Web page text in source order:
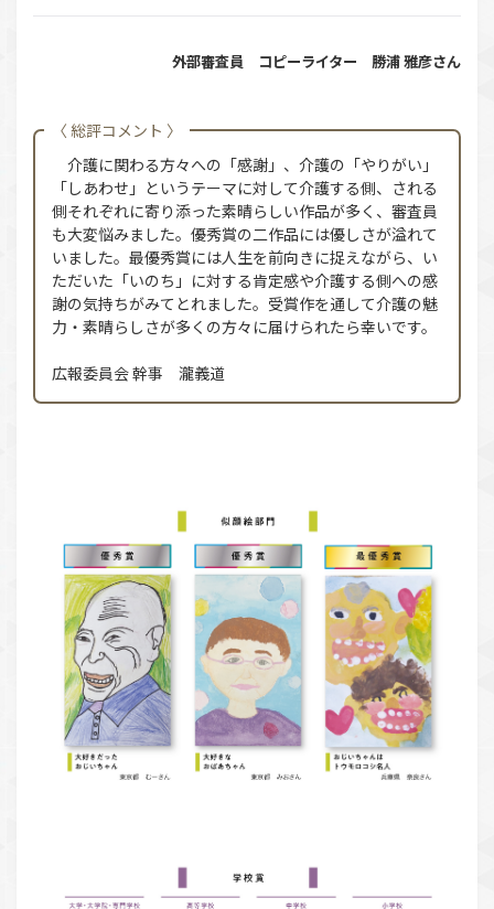
外部審査員 コピーライター 勝浦 雅彦さん
〈 総評コメント 〉
介護に関わる方々への「感謝」、介護の「やりがい」
「しあわせ」というテーマに対して介護する側、される
側それぞれに寄り添った素晴らしい作品が多く、審査員
も大変悩みました。優秀賞の二作品には優しさが溢れて
いました。最優秀賞には人生を前向きに捉えながら、い
ただいた「いのち」に対する肯定感や介護する側への感
謝の気持ちがみてとれました。受賞作を通して介護の魅
力・素晴らしさが多くの方々に届けられたら幸いです。
広報委員会 幹事 瀧義道